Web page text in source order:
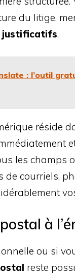
du litige,
justificatifs.
: l’outil
réside
les champs
de courriels,
à
ou si
reste